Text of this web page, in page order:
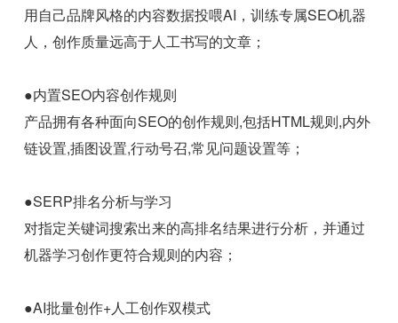
用自己品牌风格的内容数据投喂AI，训练专属SEO机器
人，创作质量远高于人工书写的文章；
●内置SEO内容创作规则
产品拥有各种面向SEO的创作规则,包括HTML规则,内外
链设置,插图设置,行动号召,常见问题设置等；
●SERP排名分析与学习
对指定关键词搜索出来的高排名结果进行分析，并通过
机器学习创作更符合规则的内容；
●AI批量创作+人工创作双模式